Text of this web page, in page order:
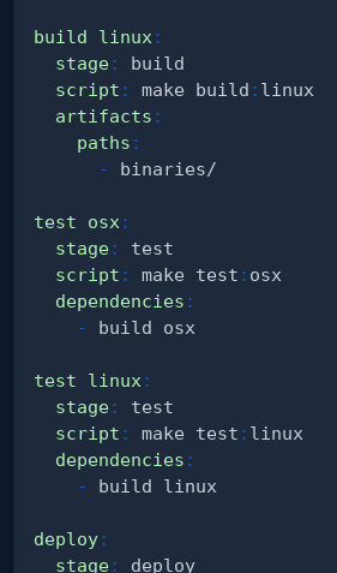
build linux :
stage:
script : make build :
artifacts :
paths :
-
test osx :
stage:
script : make test :
dependencies :
-
test linux :
stage:
script : make test :
dependencies :
-
deploy:
stage: